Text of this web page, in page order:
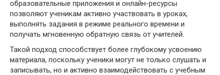
образовательные приложения и онлайн-ресурсы
позволяют ученикам активно участвовать в уроках,
выполнять задания в режиме реального времени и
получать мгновенную обратную связь от учителей.
Такой подход способствует более глубокому усвоению
материала, поскольку ученики могут не только слушать и
записывать, но и активно взаимодействовать с учебным